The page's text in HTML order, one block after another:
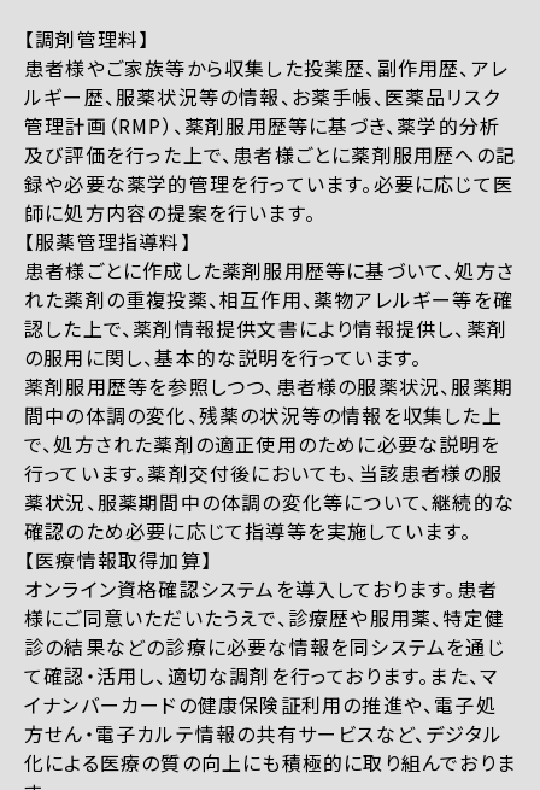
【調剤管理料】
患者様やご家族等から収集した投薬歴、副作用歴、アレ
ルギー歴、服薬状況等の情報、お薬手帳、医薬品リスク
管理計画（RMP）、薬剤服用歴等に基づき、薬学的分析
及び評価を行った上で、患者様ごとに薬剤服用歴への記
録や必要な薬学的管理を行っています。必要に応じて医
師に処方内容の提案を行います。
【服薬管理指導料】
患者様ごとに作成した薬剤服用歴等に基づいて、処方さ
れた薬剤の重複投薬、相互作用、薬物アレルギー等を確
認した上で、薬剤情報提供文書により情報提供し、薬剤
の服用に関し、基本的な説明を行っています。
薬剤服用歴等を参照しつつ、患者様の服薬状況、服薬期
間中の体調の変化、残薬の状況等の情報を収集した上
で、処方された薬剤の適正使用のために必要な説明を
行っています。薬剤交付後においても、当該患者様の服
薬状況、服薬期間中の体調の変化等について、継続的な
確認のため必要に応じて指導等を実施しています。
【医療情報取得加算】
オンライン資格確認システムを導入しております。患者
様にご同意いただいたうえで、診療歴や服用薬、特定健
診の結果などの診療に必要な情報を同システムを通じ
て確認・活用し、適切な調剤を行っております。また、マ
イナンバーカードの健康保険証利用の推進や、電子処
方せん・電子カルテ情報の共有サービスなど、デジタル
化による医療の質の向上にも積極的に取り組んでおりま